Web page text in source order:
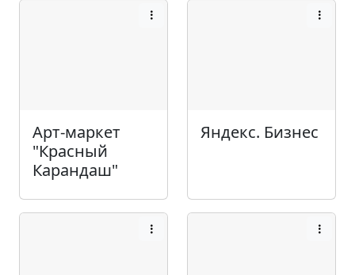
Арт-маркет
"Красный
Карандаш"
Яндекс. Бизнес